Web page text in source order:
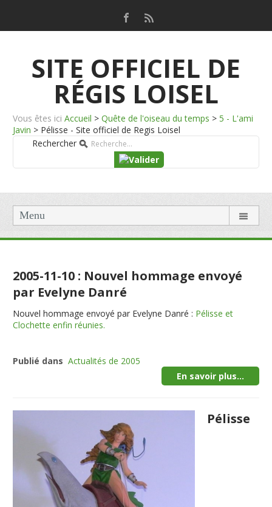
SITE OFFICIEL DE
RÉGIS LOISEL
Vous êtes ici Accueil > Quête de l'oiseau du temps > 5 - L'ami
Javin > Pélisse - Site officiel de Regis Loisel
Rechercher
Menu
2005-11-10 : Nouvel hommage envoyé
par Evelyne Danré
Nouvel hommage envoyé par Evelyne Danré : Pélisse et
Clochette enfin réunies.
Publié dans Actualités de 2005
En savoir plus...
Pélisse